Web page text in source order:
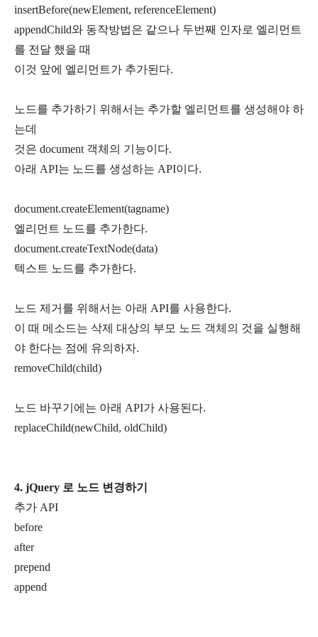
insertBefore(newElement, referenceElement)
appendChild와 동작방법은 같으나 두번째 인자로 엘리먼트
를 전달 했을 때
이것 앞에 엘리먼트가 추가된다.
노드를 추가하기 위해서는 추가할 엘리먼트를 생성해야 하
는데
것은 document 객체의 기능이다.
아래 API는 노드를 생성하는 API이다.
document.createElement(tagname)
엘리먼트 노드를 추가한다.
document.createTextNode(data)
텍스트 노드를 추가한다.
노드 제거를 위해서는 아래 API를 사용한다.
이 때 메소드는 삭제 대상의 부모 노드 객체의 것을 실행해
야 한다는 점에 유의하자.
removeChild(child)
노드 바꾸기에는 아래 API가 사용된다.
replaceChild(newChild, oldChild)
4. jQuery 로 노드 변경하기
추가 API
before
after
prepend
append